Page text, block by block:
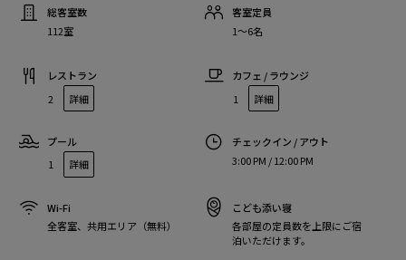
総客室数
112室
客室定員
1〜6名
レストラン
2
詳細
カフェ / ラウンジ
1
詳細
プール
1
詳細
チェックイン / アウト
3:00 PM / 12:00 PM
Wi-Fi
全客室、共用エリア（無料）
こども添い寝
各部屋の定員数を上限にご宿
泊いただけます。